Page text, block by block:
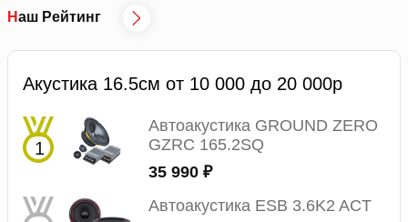
Наш Рейтинг
Акустика 16.5см от 10 000 до 20 000р
Автоакустика GROUND ZERO
GZRC 165.2SQ
35 990 ₽
Автоакустика ESB 3.6K2 ACT